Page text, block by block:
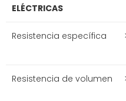
ELÉCTRICAS
Resistencia específica
Resistencia de volumen